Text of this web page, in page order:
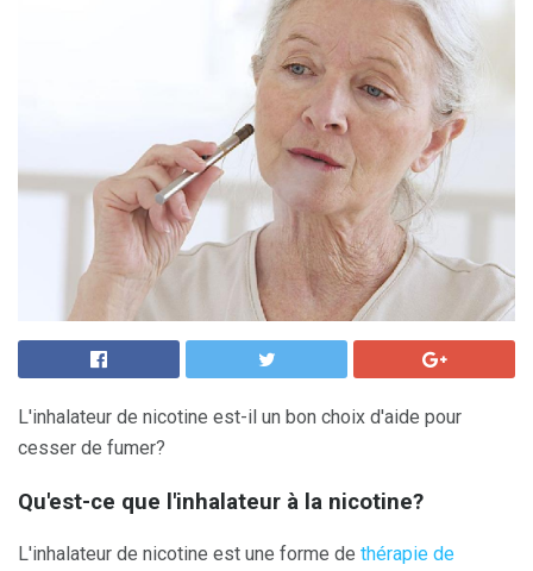
L'inhalateur de nicotine est-il un bon choix d'aide pour
cesser de fumer?
Qu'est-ce que l'inhalateur à la nicotine?
L'inhalateur de nicotine est une forme de thérapie de